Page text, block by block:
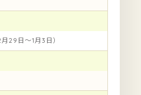
29日～1月3日）